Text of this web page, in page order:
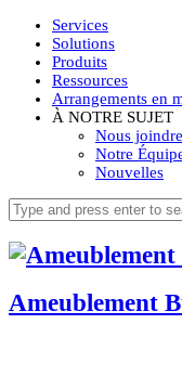
Services
Solutions
Produits
Ressources
Arrangements en
À NOTRE SUJET
Nous joindre
Notre
Nouvelles
Ameublement